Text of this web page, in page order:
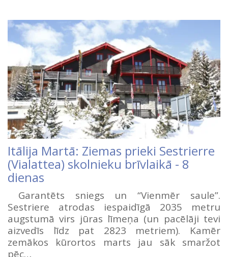
Itālija Martā: Ziemas prieki Sestrierre
(Vialattea) skolnieku brīvlaikā - 8
dienas
Garantēts sniegs un “Vienmēr saule”.
Sestriere atrodas iespaidīgā 2035 metru
augstumā virs jūras līmeņa (un pacēlāji tevi
aizvedīs līdz pat 2823 metriem). Kamēr
zemākos kūrortos marts jau sāk smaržot
pēc…